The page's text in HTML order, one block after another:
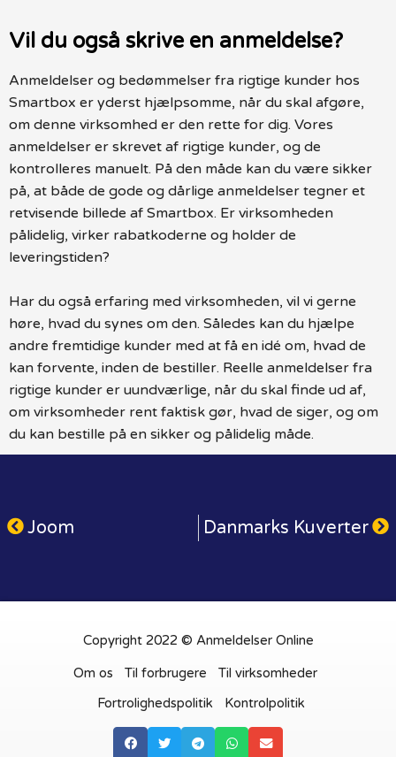
Vil du også skrive en anmeldelse?
Anmeldelser og bedømmelser fra rigtige kunder hos
Smartbox er yderst hjælpsomme, når du skal afgøre,
om denne virksomhed er den rette for dig. Vores
anmeldelser er skrevet af rigtige kunder, og de
kontrolleres manuelt. På den måde kan du være sikker
på, at både de gode og dårlige anmeldelser tegner et
retvisende billede af Smartbox. Er virksomheden
pålidelig, virker rabatkoderne og holder de
leveringstiden?
Har du også erfaring med virksomheden, vil vi gerne
høre, hvad du synes om den. Således kan du hjælpe
andre fremtidige kunder med at få en idé om, hvad de
kan forvente, inden de bestiller. Reelle anmeldelser fra
rigtige kunder er uundværlige, når du skal finde ud af,
om virksomheder rent faktisk gør, hvad de siger, og om
du kan bestille på en sikker og pålidelig måde.
Joom Danmarks Kuverter
Copyright 2022 © Anmeldelser Online
Om os Til forbrugere
Til virksomheder
Fortrolighedspolitik
Kontrolpolitik